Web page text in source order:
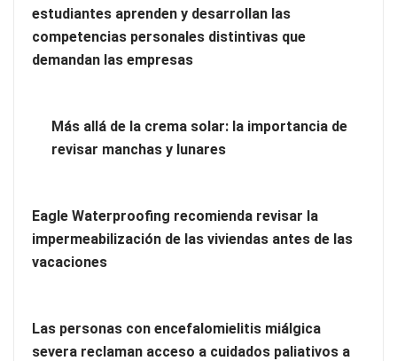
estudiantes aprenden y desarrollan las
competencias personales distintivas que
demandan las empresas
Más allá de la crema solar: la importancia de
revisar manchas y lunares
Eagle Waterproofing recomienda revisar la
impermeabilización de las viviendas antes de las
vacaciones
Las personas con encefalomielitis miálgica
severa reclaman acceso a cuidados paliativos a